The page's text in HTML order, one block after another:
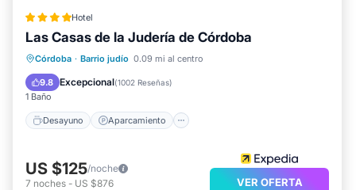
Hotel
Las Casas de la Judería de Córdoba
Córdoba · Barrio judío 0.09 mi al centro
9.8 Excepcional(1002 Reseñas)
1 Baño
Desayuno Aparcamiento
Desayuno Aparcamiento
Balcón/Terraza
US $125/noche
7 noches - US $876 VER OFERTA